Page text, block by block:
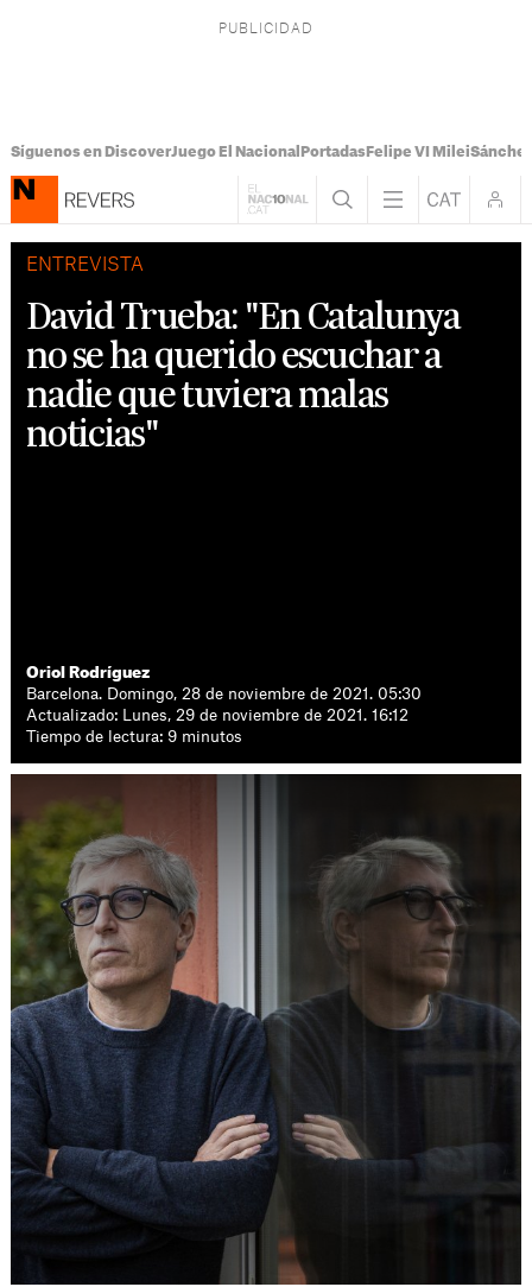
Síguenos en DiscoverJuego El Nacional PortadasFelipe VI Milei
ENTREVISTA
David Trueba: "En Catalunya
no se ha querido escuchar a
nadie que tuviera malas
noticias"
Oriol Rodríguez
Barcelona. Domingo, 28 de noviembre de 2021. 05:30
Actualizado: Lunes, 29 de noviembre de 2021. 16:12
Tiempo de lectura: 9 minutos